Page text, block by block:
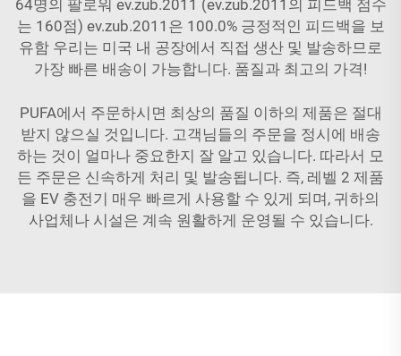
64명의 팔로워 ev.zub.2011 (ev.zub.2011의 피드백 점수
는 160점) ev.zub.2011은 100.0% 긍정적인 피드백을 보
유함 우리는 미국 내 공장에서 직접 생산 및 발송하므로
가장 빠른 배송이 가능합니다. 품질과 최고의 가격!
PUFA에서 주문하시면 최상의 품질 이하의 제품은 절대
받지 않으실 것입니다. 고객님들의 주문을 정시에 배송
하는 것이 얼마나 중요한지 잘 알고 있습니다. 따라서 모
든 주문은 신속하게 처리 및 발송됩니다. 즉, 레벨 2 제품
을 EV 충전기 매우 빠르게 사용할 수 있게 되며, 귀하의
사업체나 시설은 계속 원활하게 운영될 수 있습니다.